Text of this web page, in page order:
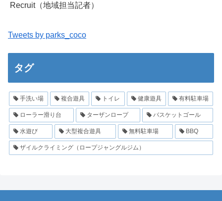
Recruit（地域担当記者）
Tweets by parks_coco
タグ
手洗い場 複合遊具 トイレ 健康遊具 有料駐車場
ローラー滑り台 ターザンロープ バスケットゴール
水遊び 大型複合遊具 無料駐車場 BBQ
ザイルクライミング（ロープジャングルジム）